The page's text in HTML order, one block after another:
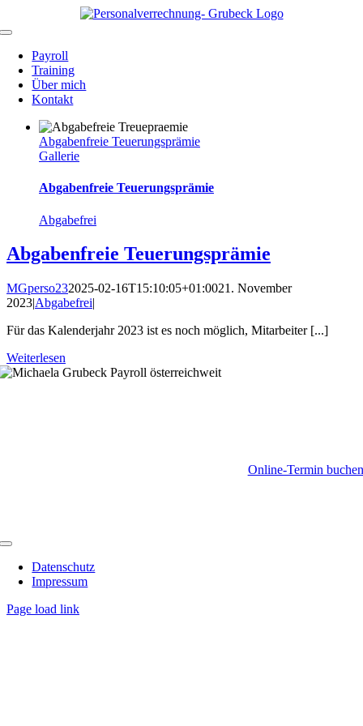
Inhalt
Toggle
NavigationPayroll
Training
Über mich
Kontakt
Abgabenfreie Teuerungsprämie
Gallerie
Abgabenfreie Teuerungsprämie
Abgabefrei
Abgabenfreie Teuerungsprämie
MGperso232025-02-16T15:10:05+01:0021. November
2023|Abgabefrei|
Für das Kalenderjahr 2023 ist es noch möglich, Mitarbeiter [...]
Weiterlesen
Online-Termin buchen
Toggle
NavigationDatenschutz
Impressum
Page load link